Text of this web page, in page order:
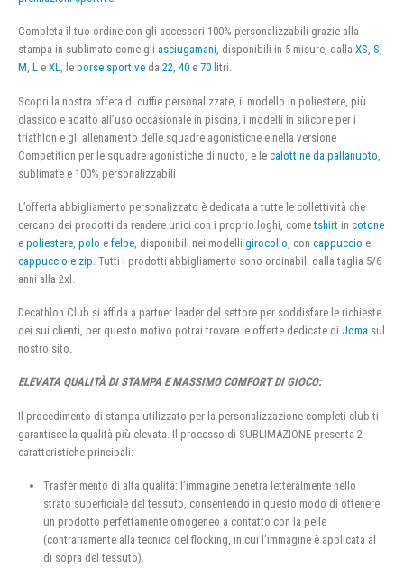
Completa il tuo ordine con gli accessori 100% personalizzabili grazie alla
stampa in sublimato come gli asciugamani, disponibili in 5 misure, dalla XS, S,
M, L e XL, le borse sportive da 22, 40 e 70 litri.
Scopri la nostra offera di cuffie personalizzate, il modello in poliestere, più
classico e adatto all’uso occasionale in piscina, i modelli in silicone per i
triathlon e gli allenamento delle squadre agonistiche e nella versione
Competition per le squadre agonistiche di nuoto, e le calottine da pallanuoto
sublimate e 100% personalizzabili
L’offerta abbigliamento personalizzato è dedicata a tutte le collettività che
cercano dei prodotti da rendere unici con i proprio loghi, cometshirt in cotone
e poliestere polo e felpe , disponibili nei modelli girocollo , con cappuccio e
cappuccio e zip . Tutti i prodotti abbigliamento sono ordinabili dalla taglia 5/6
anni alla 2xl.
Decathlon Club si affida a partner leader del settore per soddisfare le richieste
dei sui clienti, per questo motivo potrai trovare le offerte dedicate di Joma sul
nostro sito.
ELEVATA QUALITÀ DI STAMPA E MASSIMO COMFORT DI GIOCO:
Il procedimento di stampa utilizzato per la personalizzazione completi club ti
garantisce la qualità più elevata. Il processo di SUBLIMAZIONE presenta 2
caratteristiche principali:
Trasferimento di alta qualità: l’immagine penetra letteralmente nello
strato superficiale del tessuto, consentendo in questo modo di ottenere
un prodotto perfettamente omogeneo a contatto con la pelle
(contrariamente alla tecnica del flocking, in cui l’immagine è applicata al
di sopra del tessuto).